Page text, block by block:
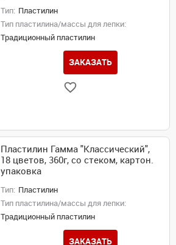
Тип: Пластилин
Тип пластилина/массы для лепки:
Традиционный пластилин
ЗАКАЗАТЬ
Пластилин Гамма "Классический",
18 цветов, 360г, со стеком, картон.
упаковка
Тип: Пластилин
Тип пластилина/массы для лепки:
Традиционный пластилин
ЗАКАЗАТЬ